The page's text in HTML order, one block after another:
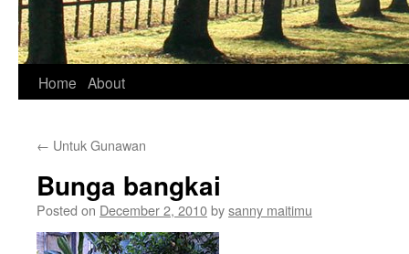
Skip
content
Home About
← Untuk Gunawan
Bunga bangkai
Posted on December 2, 2010bysanny maitimu